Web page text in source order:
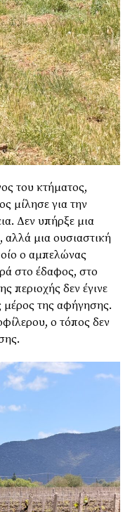
του κτήματος,
μίλησε για την
Δεν υπήρξε μια
μια ουσιαστική
ο αμπελώνας
στο έδαφος, στο
περιοχής δεν έγινε
της αφήγησης.
ο τόπος δεν